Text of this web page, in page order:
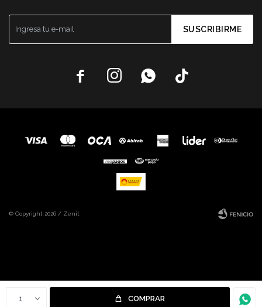
1 COMPRAR
SUSCRIBIRME
   
© Copyright 2026 / Zenit